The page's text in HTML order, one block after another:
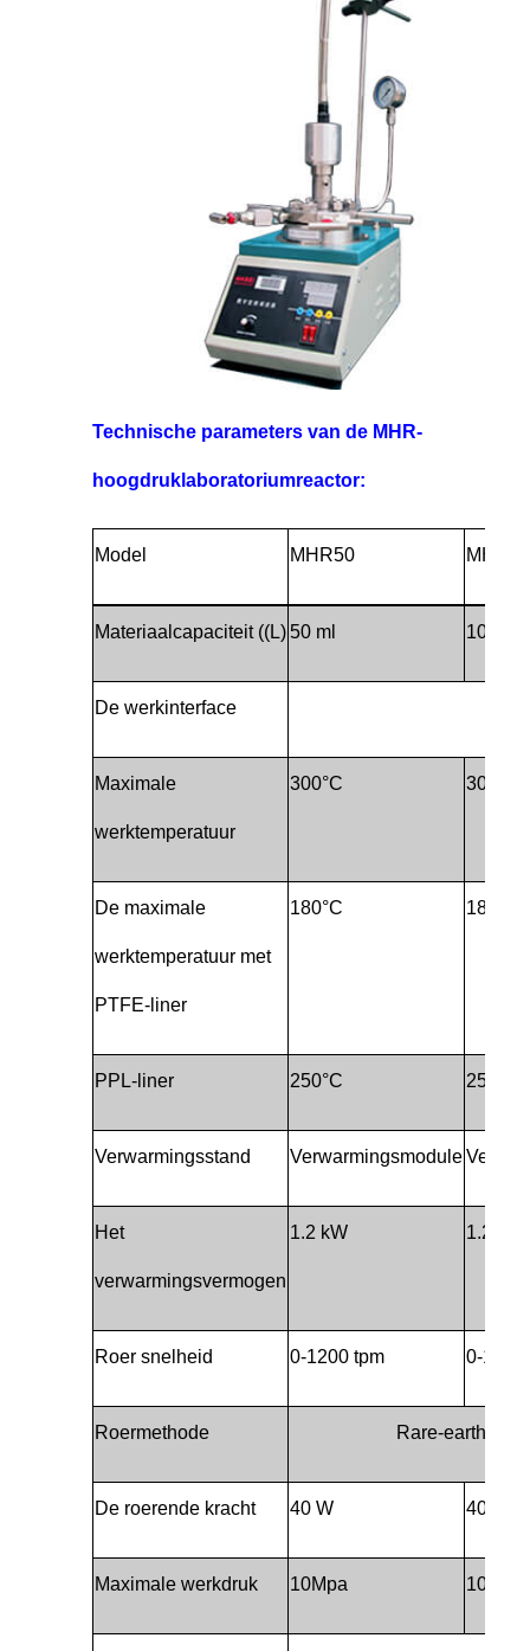
Technische parameters van de MHR-
hoogdruklaboratoriumreactor:
Model MHR50
Materiaalcapaciteit ((L) 50 ml 100 ml
De werkinterface
Maximale
werktemperatuur
300°C 300°C
De maximale
werktemperatuur met
PTFE-liner
180°C 180°C
PPL-liner 250°C 250°C
Verwarmingsstand Verwarmingsmodule
Het
verwarmingsvermogen
1.2 kW 1.2 kW
Roer snelheid 0-1200 tpm 0-1200
Roermethode Rare-earth
De roerende kracht 40 W 40 W
Maximale werkdruk 10Mpa 10Mpa